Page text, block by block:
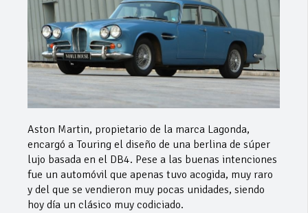
Aston Martin, propietario de la marca Lagonda,
encargó a Touring el diseño de una berlina de súper
lujo basada en el DB4. Pese a las buenas intenciones
fue un automóvil que apenas tuvo acogida, muy raro
y del que se vendieron muy pocas unidades, siendo
hoy día un clásico muy codiciado.